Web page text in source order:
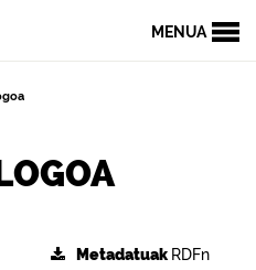
MENUA
Metadatuak RDFn